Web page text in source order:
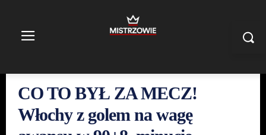
CO TO BYŁ ZA MECZ!
Włochy z golem na wagę